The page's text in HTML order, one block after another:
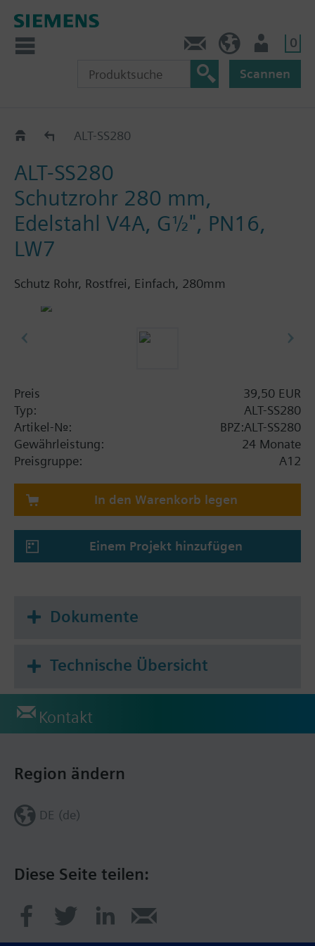
0
Scannen
Schutzrohre zu RAK-T und RAK-S
ALT-SS280
ALT-SS280
Schutzrohr 280 mm,
Edelstahl V4A, G½", PN16,
LW7
Schutz Rohr, Rostfrei, Einfach, 280mm
Preis
39,50 EUR
Typ:
ALT-SS280
Artikel-Nr.:
BPZ:ALT-SS280
Gewährleistung:
24 Monate
Preisgruppe:
A12
In den Warenkorb legen
Einem Projekt hinzufügen
Dokumente
Technische Übersicht
Kontakt
Diese Seite teilen:
Region ändern
DE (de)